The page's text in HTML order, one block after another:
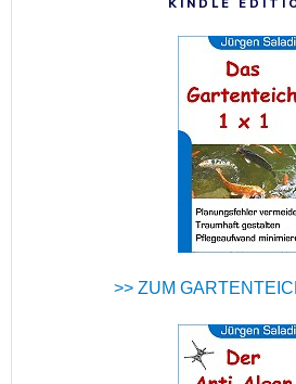
>> ZUM